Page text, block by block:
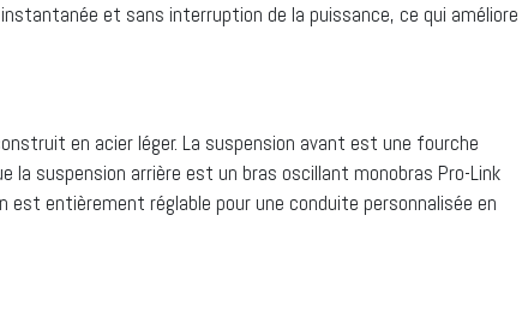
et sans interruption de la puissance, ce qui améliore
en acier léger. La suspension avant est une fourche
la suspension arrière est un bras oscillant monobras Pro-Link
est entièrement réglable pour une conduite personnalisée en